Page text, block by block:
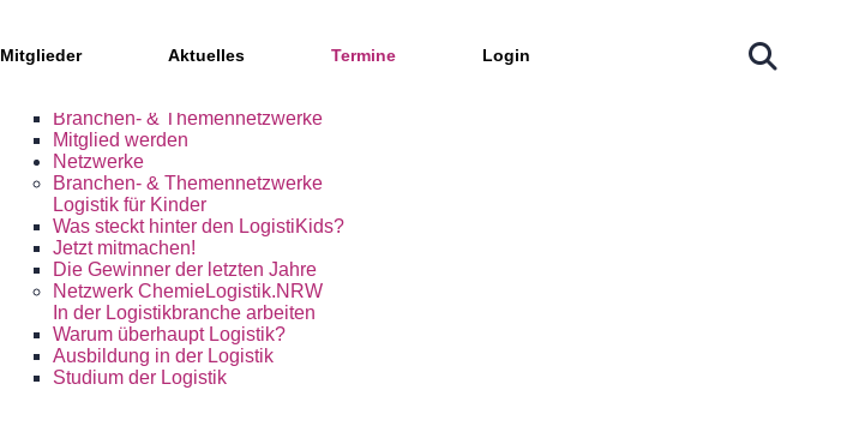
Mitglieder Aktuelles Termine Login
Mitglieder, Partner und Netzwerke
Branchen- & Themennetzwerke
Mitglied werden
Logistik für Kinder
Was steckt hinter den LogistiKids?
Jetzt mitmachen!
Die Gewinner der letzten Jahre
In der Logistikbranche arbeiten
Warum überhaupt Logistik?
Ausbildung in der Logistik
Studium der Logistik
Netzwerke
Branchen- & Themennetzwerke
Netzwerk ChemieLogistik.NRW